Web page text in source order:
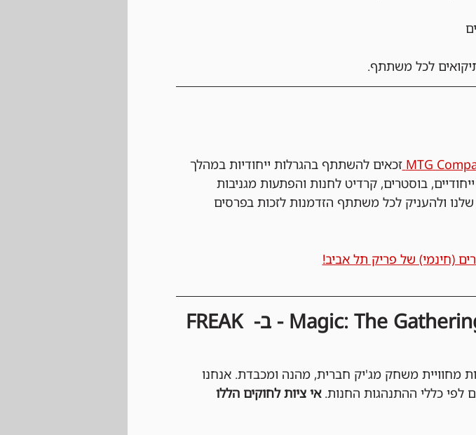
לכל משתתף.
MTG זכאים להשתתף בהגרלות ייחודיות במהלך
בוסטרים, קרדיט לחנות והפתעות מגניבות
שלנו ולהעניק לכל משתתף הזדמנות לזכות בפרסים
(חינמי) של פריק תל אביב!
חוקים וכללים להשתתפות באירועי Magic: The Gathering - ב- FREAK
מחוויית משחק מג'יק חברית, מהנה ומכבדת. אנחנו
אי ציות לחוקים הללו